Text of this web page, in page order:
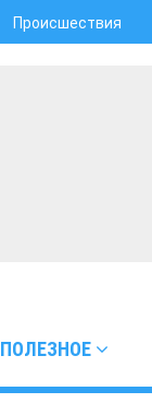
Происшествия
ПОЛЕЗНОЕ